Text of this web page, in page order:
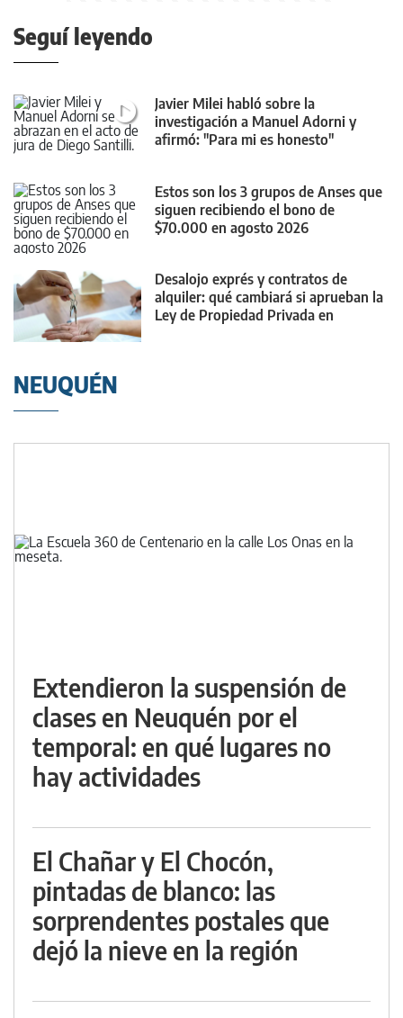
Seguí leyendo
Javier Milei habló sobre la
investigación a Manuel Adorni y
afirmó: "Para mi es honesto"
Estos son los 3 grupos de Anses que
siguen recibiendo el bono de
$70.000 en agosto 2026
Desalojo exprés y contratos de
alquiler: qué cambiará si aprueban la
Ley de Propiedad Privada en
NEUQUÉN
Extendieron la suspensión de
clases en Neuquén por el
temporal: en qué lugares no
hay actividades
El Chañar y El Chocón,
pintadas de blanco: las
sorprendentes postales que
dejó la nieve en la región